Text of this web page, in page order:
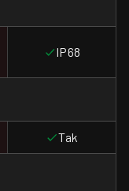
IP68
Tak